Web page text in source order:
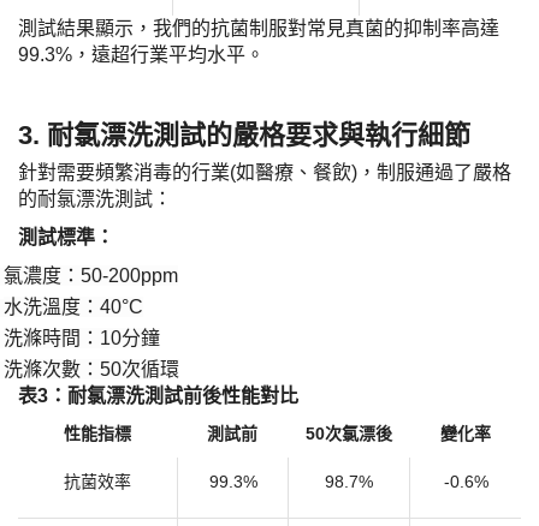
測試結果顯示，我們的抗菌制服對常見真菌的抑制率高達
99.3%，遠超行業平均水平。
3. 耐氯漂洗測試的嚴格要求與執行細節
針對需要頻繁消毒的行業(如醫療、餐飲)，制服通過了嚴格
的耐氯漂洗測試：
​測試標準：​
氯濃度： 50-200ppm
水洗溫度： 40°C
洗滌時間： 10分鐘
洗滌次數： 50次循環
​表3：耐氯漂洗測試前後性能對比​
性能指標 測試前 50次氯漂後 變化率
抗菌效率 99.3% 98.7% -0.6%